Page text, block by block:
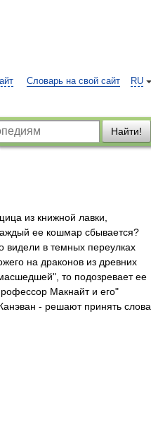
RU
Словарь на свой сайт
Найти!
из книжной лавки,
ее кошмар сбывается?
видели в темных переулках
на драконов из древних
то подозревает ее
Макнайт и его"
- решают принять слова